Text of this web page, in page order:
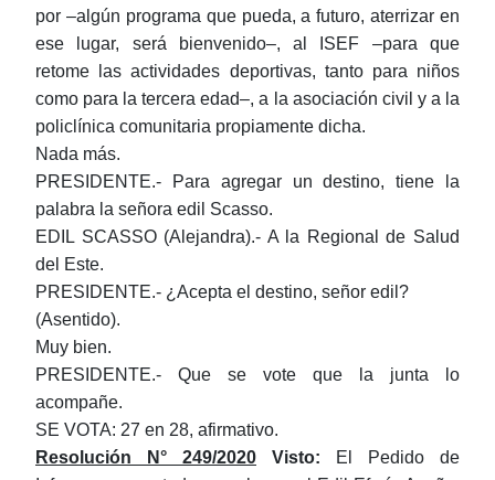
por ‒algún programa que pueda, a futuro, aterrizar en
ese lugar, será bienvenido‒, al ISEF ‒para que
retome las actividades deportivas, tanto para niños
como para la tercera edad‒, a la asociación civil y a la
policlínica comunitaria propiamente dicha.
Nada más.
PRESIDENTE.- Para agregar un destino, tiene la
palabra la señora edil Scasso.
EDIL SCASSO (Alejandra).- A la Regional de Salud
del Este.
PRESIDENTE.- ¿Acepta el destino, señor edil?
(Asentido).
Muy bien.
PRESIDENTE.- Que se vote que la junta lo
acompañe.
SE VOTA: 27 en 28, afirmativo.
Resolución N° 249/2020
Visto:
El Pedido de